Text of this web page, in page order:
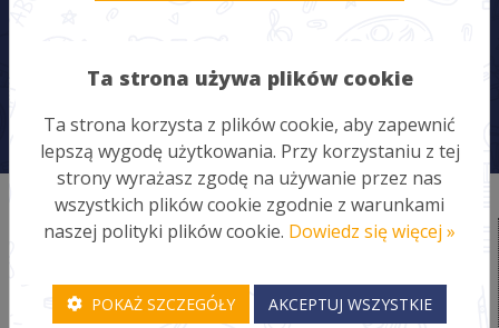
Zgłoszenie szkody
Regulamin serwisu
Regulamin programu partnerskiego
Ta strona używa plików cookie
Ta strona korzysta z plików cookie, aby zapewnić
lepszą wygodę użytkowania. Przy korzystaniu z tej
strony wyrażasz zgodę na używanie przez nas
wszystkich plików cookie zgodnie z warunkami
naszej polityki plików cookie. Dowiedz się więcej »
POKAŻ SZCZEGÓŁY AKCEPTUJ WSZYSTKIE